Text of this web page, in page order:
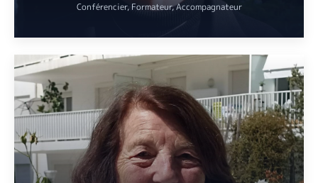
Conférencier, Formateur, Accompagnateur
Licenciée en histoire de l’Art, spécialisation architecture. Guide
conférencière. Elle participe également à l’élaboration de voyages
à visée architecturale auprès de professionnels du tourisme.
VOIR